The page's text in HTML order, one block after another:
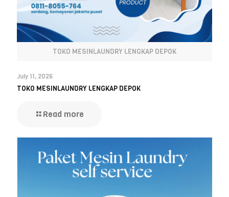
TOKO MESINLAUNDRY LENGKAP DEPOK
July 11, 2026
TOKO MESINLAUNDRY LENGKAP DEPOK
Read more